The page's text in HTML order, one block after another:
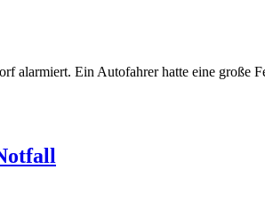
alarmiert. Ein Autofahrer hatte eine große